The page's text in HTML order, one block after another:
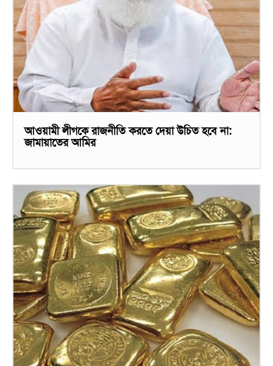
আওয়ামী লীগকে রাজনীতি করতে দেয়া উচিত হবে না:
জামায়াতের আমির